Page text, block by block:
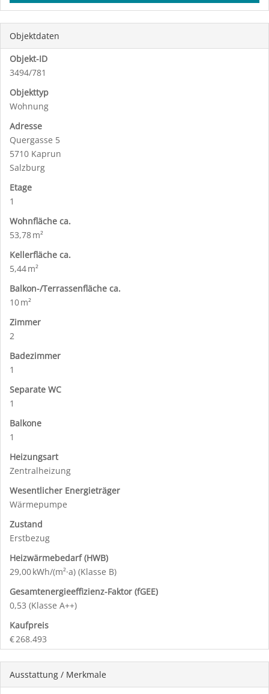
Objektdaten
Objekt-ID
3494/781
Objekttyp
Wohnung
Adresse
Quergasse 5
5710 Kaprun
Salzburg
Etage
1
Wohnfläche ca.
53,78 m²
Kellerfläche ca.
5,44 m²
Balkon-/Terrassen­fläche ca.
10 m²
Zimmer
2
Badezimmer
1
Separate WC
1
Balkone
1
Heizungsart
Zentralheizung
Wesentlicher Energieträger
Wärmepumpe
Zustand
Erstbezug
Heizwärmebedarf (HWB)
29,00 kWh/(m²·a) (Klasse B)
Gesamtenergie­effizienz-Faktor (fGEE)
0,53 (Klasse A++)
Kaufpreis
€ 268.493
Ausstattung / Merkmale